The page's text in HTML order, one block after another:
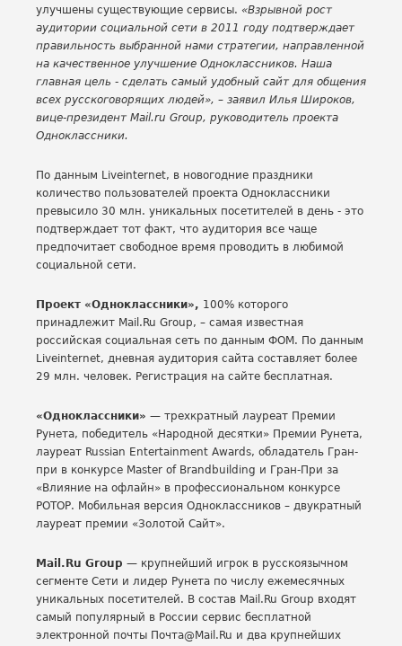
улучшены существующие сервисы. «Взрывной рост
аудитории социальной сети в 2011 году подтверждает
правильность выбранной нами стратегии, направленной
на качественное улучшение Одноклассников. Наша
главная цель - сделать самый удобный сайт для общения
всех русскоговорящих людей», – заявил Илья Широков,
вице-президент Mail.ru Group, руководитель проекта
Одноклассники.
По данным Liveinternet, в новогодние праздники
количество пользователей проекта Одноклассники
превысило 30 млн. уникальных посетителей в день - это
подтверждает тот факт, что аудитория все чаще
предпочитает свободное время проводить в любимой
социальной сети.
Проект «Одноклассники», 100% которого
принадлежит Mail.Ru Group, – самая известная
российская социальная сеть по данным ФОМ. По данным
Liveinternet, дневная аудитория сайта составляет более
29 млн. человек. Регистрация на сайте бесплатная.
«Одноклассники» — трехкратный лауреат Премии
Рунета, победитель «Народной десятки» Премии Рунета,
лауреат Russian Entertainment Awards, обладатель Гран-
при в конкурсе Master of Brandbuilding и Гран-При за
«Влияние на офлайн» в профессиональном конкурсе
РОТОР. Мобильная версия Одноклассников – двукратный
лауреат премии «Золотой Сайт».
Mail . Ru Group — крупнейший игрок в русскоязычном
сегменте Сети и лидер Рунета по числу ежемесячных
уникальных посетителей. В состав Mail.Ru Group входят
самый популярный в России сервис бесплатной
электронной почты Почта@Mail.Ru и два крупнейших